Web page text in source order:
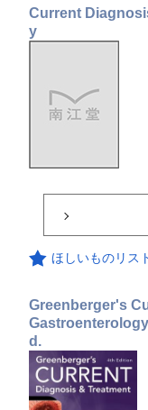
Current
y
ほしいものリス
Greenberger's
d.